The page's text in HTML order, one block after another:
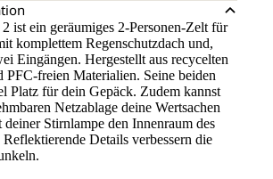
ist ein geräumiges 2-Personen-Zelt für
komplettem Regenschutzdach und,
Eingängen. Hergestellt aus recycelten
PFC-freien Materialien. Seine beiden
Platz für dein Gepäck. Zudem kannst
Netzablage deine Wertsachen
deiner Stirnlampe den Innenraum des
Details verbessern die